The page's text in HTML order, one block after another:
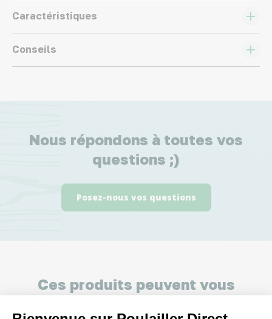
Caractéristiques
Conseils
Nous répondons à toutes vos
questions ;)
Posez-nous vos questions
Ces produits peuvent vous